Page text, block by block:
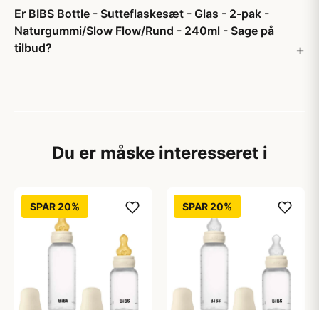
Er BIBS Bottle - Sutteflaskesæt - Glas - 2-pak -
Naturgummi/Slow Flow/Rund - 240ml - Sage på
tilbud?
Du er måske interesseret i
SPAR 20% SPAR 20%